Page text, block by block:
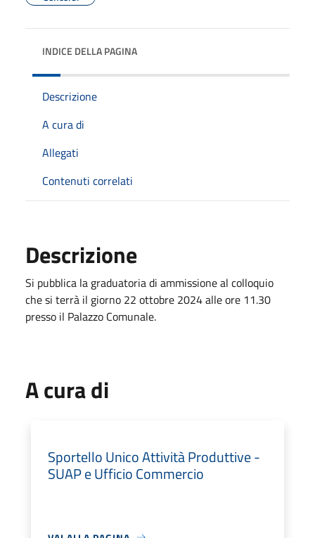
INDICE DELLA PAGINA
Descrizione
A cura di
Allegati
Contenuti correlati
Descrizione
Si pubblica la graduatoria di ammissione al colloquio
che si terrà il giorno 22 ottobre 2024 alle ore 11.30
presso il Palazzo Comunale.
A cura di
Sportello Unico Attività Produttive -
SUAP e Ufficio Commercio